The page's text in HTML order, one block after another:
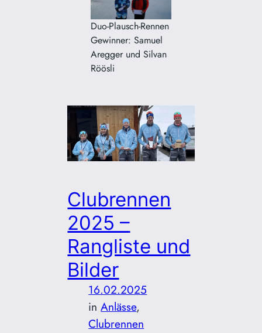
Duo-Plausch-Rennen
Gewinner: Samuel
Aregger und Silvan
Röösli
Clubrennen
2025 –
Rangliste und
Bilder
16.02.2025
inAnlässe
Clubrennen